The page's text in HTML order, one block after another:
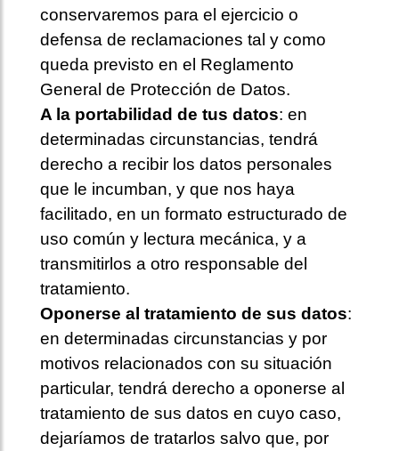
conservaremos para el ejercicio o
defensa de reclamaciones tal y como
queda previsto en el Reglamento
General de Protección de Datos.
A la portabilidad de tus datos: en
determinadas circunstancias, tendrá
derecho a recibir los datos personales
que le incumban, y que nos haya
facilitado, en un formato estructurado de
uso común y lectura mecánica, y a
transmitirlos a otro responsable del
tratamiento.
Oponerse al tratamiento de sus datos:
en determinadas circunstancias y por
motivos relacionados con su situación
particular, tendrá derecho a oponerse al
tratamiento de sus datos en cuyo caso,
dejaríamos de tratarlos salvo que, por